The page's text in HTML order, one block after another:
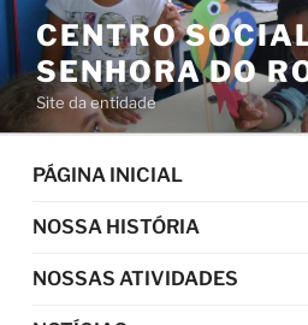
Pular
para
conteúdo
CENTRO
SENHORA DO
Site da entidade
PÁGINA INICIAL
NOSSA HISTÓRIA
NOSSAS ATIVIDADES